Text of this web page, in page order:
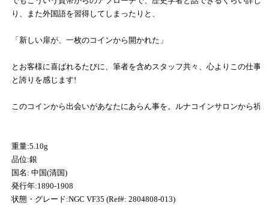
り、また外国語を習得してしまったりと、
「新しい扉が、一枚のコインから開かれた」
とお客様に喜ばれるたびに、筆者を含めスタッフ共々、心よりこの仕事
と誇りを感じます!
このコインから出会いがあなたにあらん事を。ルナコインサロンから祈
重量:5.10g
品位:銀
国名: 中国(清国)
発行年:1890-1908
状態・グレード:NGC VF35 (Ref#: 2804808-013)